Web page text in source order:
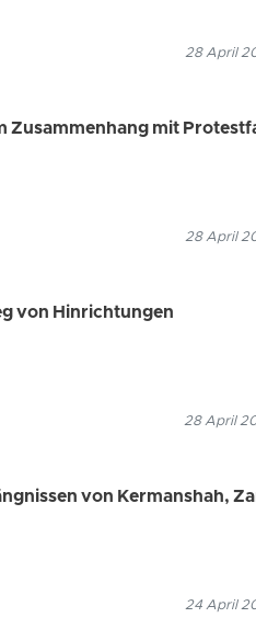
28 April
Zusammenhang mit
28 April
von Hinrichtungen
28 April
von Kermanshah,
24 April